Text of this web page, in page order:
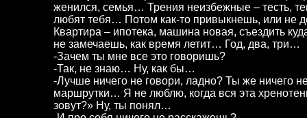
женился, семья… Трения неизбежные – тесть,
любят тебя… Потом как-то привыкнешь, или не
Квартира – ипотека, машина новая, съездить
не замечаешь, как время летит… Год, два, три…
-Зачем ты мне все это говоришь?
-Так, не знаю… Ну, как бы…
-Лучше ничего не говори, ладно? Ты же ничего
маршрутки… Я не люблю, когда вся эта
зовут?» Ну, ты понял…